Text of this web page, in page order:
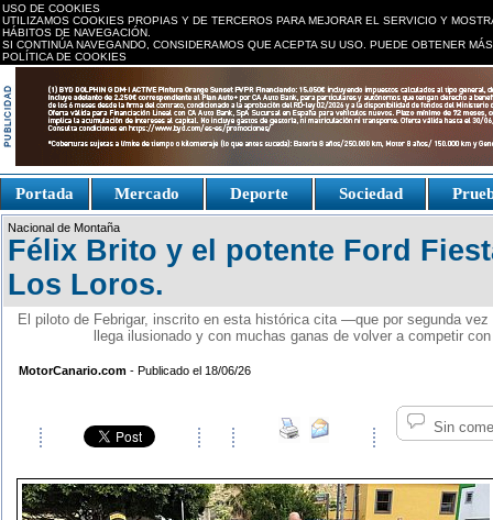
USO DE COOKIES
UTILIZAMOS COOKIES PROPIAS Y DE TERCEROS PARA MEJORAR EL SERVICIO Y
HÁBITOS DE NAVEGACIÓN.
SI CONTINÚA NAVEGANDO, CONSIDERAMOS QUE ACEPTA SU USO. PUEDE OBTENER
POLÍTICA DE COOKIES
Portada Mercado Deporte Sociedad
Fake Watches
replica-
watch.is
Nacional de Montaña
Félix Brito y el potente Ford
Los Loros.
El piloto de Febrigar, inscrito en esta histórica cita —que por segunda
llega ilusionado y con muchas ganas de volver a competir
MotorCanario.com - Publicado el 18/06/26
Sin